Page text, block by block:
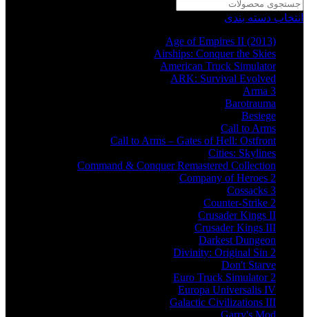
انتخاب دسته بندی
Age of Empires II (2013)
Airships: Conquer the Skies
American Truck Simulator
ARK: Survival Evolved
Arma 3
Barotrauma
Besiege
Call to Arms
Call to Arms – Gates of Hell: Ostfront
Cities: Skylines
Command & Conquer Remastered Collection
Company of Heroes 2
Cossacks 3
Counter-Strike 2
Crusader Kings II
Crusader Kings III
Darkest Dungeon
Divinity: Original Sin 2
Don't Starve
Euro Truck Simulator 2
Europa Universalis IV
Galactic Civilizations III
Garry's Mod